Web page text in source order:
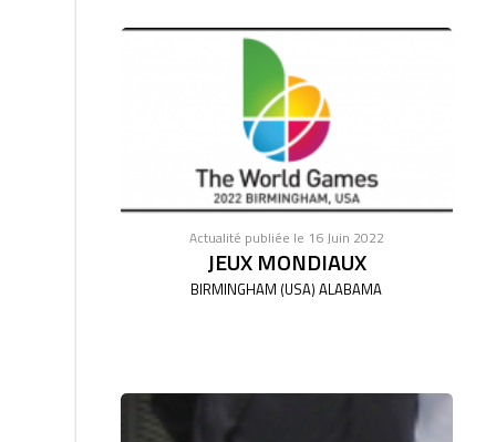
Actualité publiée le 16 Juin 2022
JEUX MONDIAUX
BIRMINGHAM (USA) ALABAMA